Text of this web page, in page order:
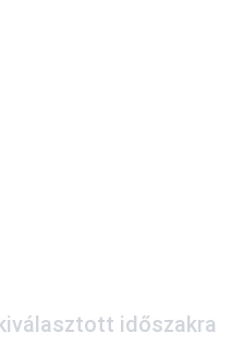
időszakra